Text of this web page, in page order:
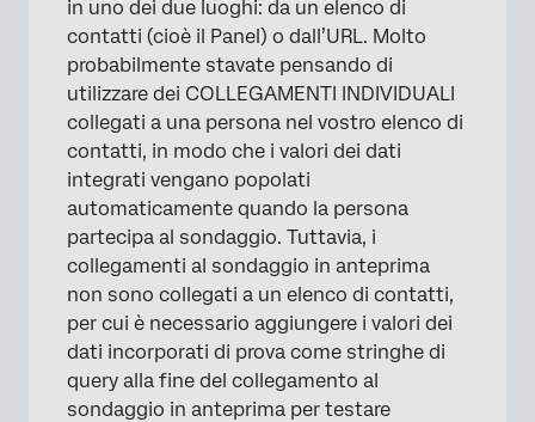
in uno dei due luoghi: da un elenco di
contatti (cioè il Panel) o dall’URL. Molto
probabilmente stavate pensando di
utilizzare dei COLLEGAMENTI INDIVIDUALI
collegati a una persona nel vostro elenco di
contatti, in modo che i valori dei dati
integrati vengano popolati
automaticamente quando la persona
partecipa al sondaggio. Tuttavia, i
collegamenti al sondaggio in anteprima
non sono collegati a un elenco di contatti,
per cui è necessario aggiungere i valori dei
dati incorporati di prova come stringhe di
query alla fine del collegamento al
sondaggio in anteprima per testare